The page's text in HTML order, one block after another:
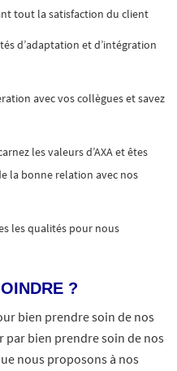
tout la satisfaction du client
d’adaptation et d’intégration
avec vos collègues et savez
les valeurs d’AXA et êtes
la bonne relation avec nos
les qualités pour nous
?
bien prendre soin de nos
par bien prendre soin de nos
nous proposons à nos